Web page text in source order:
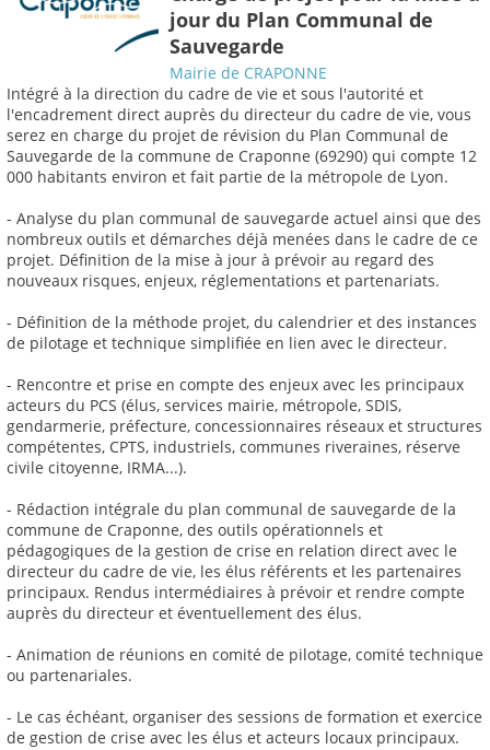
jour du Plan Communal de
Sauvegarde
Mairie de CRAPONNE
Intégré à la direction du cadre de vie et sous l'autorité et
l'encadrement direct auprès du directeur du cadre de vie, vous
serez en charge du projet de révision du Plan Communal de
Sauvegarde de la commune de Craponne (69290) qui compte 12
000 habitants environ et fait partie de la métropole de Lyon.
- Analyse du plan communal de sauvegarde actuel ainsi que des
nombreux outils et démarches déjà menées dans le cadre de ce
projet. Définition de la mise à jour à prévoir au regard des
nouveaux risques, enjeux, réglementations et partenariats.
- Définition de la méthode projet, du calendrier et des instances
de pilotage et technique simplifiée en lien avec le directeur.
- Rencontre et prise en compte des enjeux avec les principaux
acteurs du PCS (élus, services mairie, métropole, SDIS,
gendarmerie, préfecture, concessionnaires réseaux et structures
compétentes, CPTS, industriels, communes riveraines, réserve
civile citoyenne, IRMA...).
- Rédaction intégrale du plan communal de sauvegarde de la
commune de Craponne, des outils opérationnels et
pédagogiques de la gestion de crise en relation direct avec le
directeur du cadre de vie, les élus référents et les partenaires
principaux. Rendus intermédiaires à prévoir et rendre compte
auprès du directeur et éventuellement des élus.
- Animation de réunions en comité de pilotage, comité technique
ou partenariales.
- Le cas échéant, organiser des sessions de formation et exercice
de gestion de crise avec les élus et acteurs locaux principaux.